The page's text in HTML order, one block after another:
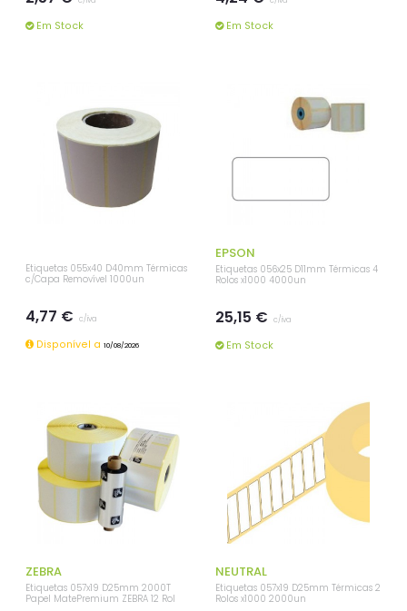
Em Stock Em Stock
Etiquetas 055x40 D40mm Térmicas
c/Capa Removível 1000un
4,77 € c/iva
Disponível a 10/08/2026
EPSON
Etiquetas 056x25 D11mm Térmicas 4
Rolos x1000 4000un
25,15 € c/iva
Em Stock
ZEBRA
Etiquetas 057x19 D25mm 2000T
Papel MatePremium ZEBRA 12 Rol
NEUTRAL
Etiquetas 057x19 D25mm Térmicas 2
Rolos x1000 2000un